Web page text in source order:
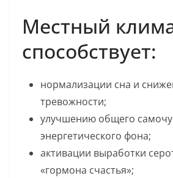
Местный
способствует:
нормализации сна и
тревожности;
улучшению общего
энергетического фона;
активации выработки
«гормона счастья»;